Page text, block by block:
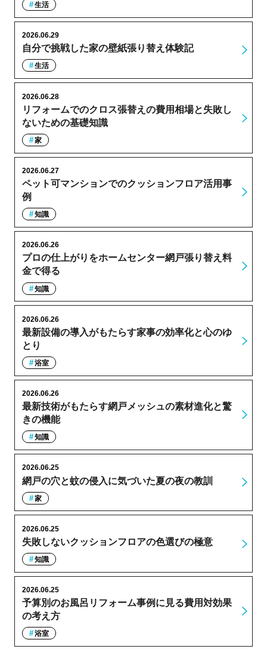
生活
自分で挑戦した家の壁紙張り替え体験記
2026.06.29
生活
リフォームでのクロス張替えの費用相場と失敗し
ないための基礎知識
2026.06.28
家
ペット可マンションでのクッションフロア活用事
例
2026.06.27
知識
プロの仕上がりをホームセンター網戸張り替え料
金で得る
2026.06.26
知識
最新設備の導入がもたらす家事の効率化と心のゆ
とり
2026.06.26
浴室
最新技術がもたらす網戸メッシュの素材進化と驚
きの機能
2026.06.26
知識
網戸の穴と蚊の侵入に気づいた夏の夜の教訓
2026.06.25
家
失敗しないクッションフロアの色選びの極意
2026.06.25
知識
予算別のお風呂リフォーム事例に見る費用対効果
の考え方
2026.06.25
浴室